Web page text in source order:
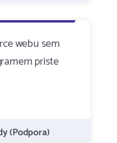
webu sem
priste
(Podpora)